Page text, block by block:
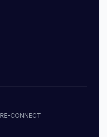
RE-CONNECT